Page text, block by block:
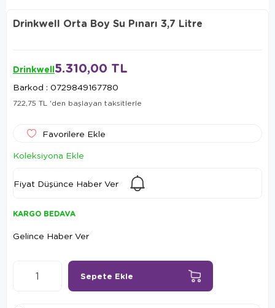
Drinkwell Orta Boy Su Pınarı 3,7 Litre
Drinkwell5.310,00 TL
Barkod : 0729849167780
722,75 TL 'den başlayan taksitlerle
Favorilere Ekle
Koleksiyona Ekle
Fiyat Düşünce Haber Ver
KARGO BEDAVA
Gelince Haber Ver